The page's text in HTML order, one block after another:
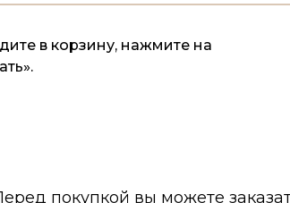
в корзину, нажмите на
покупкой вы можете